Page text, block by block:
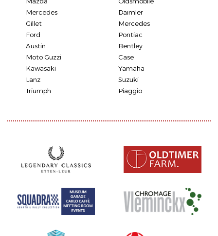
Mercedes
Daimler
Gillet
Mercedes
Ford
Pontiac
Austin
Bentley
Moto Guzzi
Case
Kawasaki
Yamaha
Lanz
Suzuki
Triumph
Piaggio